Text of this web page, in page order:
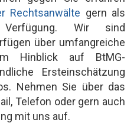
Rechtsanwälte gern als
Wir sind
über umfangreiche
Hinblick auf BtMG-
Ersteinschätzung
Nehmen Sie über das
Telefon oder gern auch
mit uns auf.